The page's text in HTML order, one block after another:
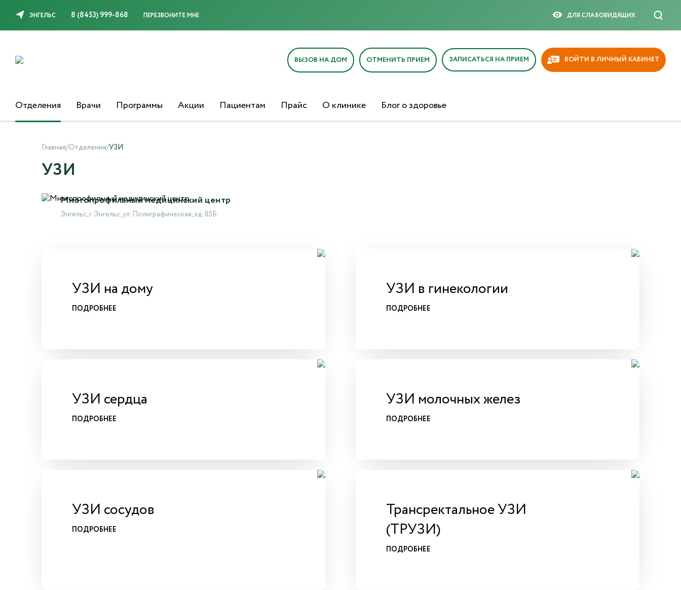
ЭНГЕЛЬС 8 (8453) 999-868 ПЕРЕЗВОНИТЕ МНЕ ДЛЯ СЛАБОВИДЯЩИX
ВЫЗОВ НА ДОМ ОТМЕНИТЬ ПРИЕМ ЗАПИСАТЬСЯ НА ПРИЕМ ВОЙТИ В ЛИЧНЫЙ КАБИНЕТ
Отделения Врачи Программы Акции Пациентам Прайс О клинике Блог о здоровье
Главная/Отделения/УЗИ
УЗИ
Многопрофильный медицинский центр
Энгельс, г. Энгельс, ул. Полиграфическая, зд. 85Б
УЗИ на дому
ПОДРОБНЕЕ
УЗИ в гинекологии
ПОДРОБНЕЕ
УЗИ сердца
ПОДРОБНЕЕ
УЗИ молочных желез
ПОДРОБНЕЕ
УЗИ сосудов
ПОДРОБНЕЕ
Трансректальное УЗИ
(ТРУЗИ)
ПОДРОБНЕЕ